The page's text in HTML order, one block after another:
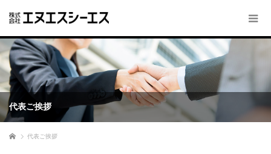
代表ご挨拶
ホーム 代表ご挨拶